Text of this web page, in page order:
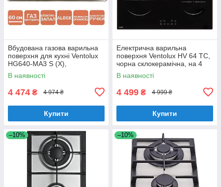
Вбудована газова варильна
поверхня для кухні Ventolux
HG640-MA3 S (X),
нержавіюча сталь на 4
конфорки
В наявності
4 474 ₴ 4 974 ₴
Купити
Електрична варильна
поверхня Ventolux HV 64 TC,
чорна склокерамічна, на 4
конфорки
В наявності
4 499 ₴ 4 999 ₴
Купити
–10% –10%